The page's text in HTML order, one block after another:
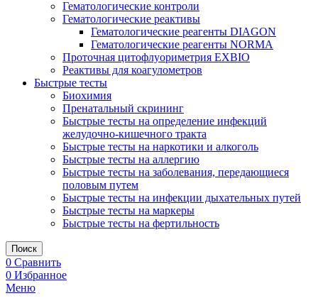
Гематологические контроли
Гематологические реактивы
Гематологические реагенты DIAGON
Гематологические реагенты NORMA
Проточная цитофлуориметрия EXBIO
Реактивы для коагулометров
Быстрые тесты
Биохимия
Пренатальный скрининг
Быстрые тесты на определение инфекций
желудочно-кишечного тракта
Быстрые тесты на наркотики и алкоголь
Быстрые тесты на аллергию
Быстрые тесты на заболевания, передающиеся
половым путем
Быстрые тесты на инфекции дыхательных путей
Быстрые тесты на маркеры
Быстрые тесты на фертильность
Поиск
0 Сравнить
0 Избранное
Меню